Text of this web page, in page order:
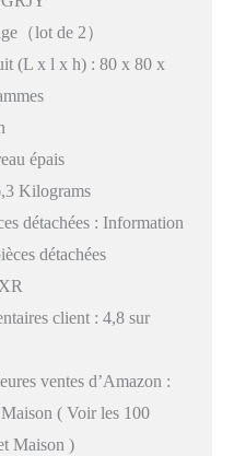
（lot de 2）
(L x l x h) : 80 x 80 x
épais
Kilograms
détachées : Information
détachées
client : 4,8 sur
ventes d’Amazon :
( Voir les 100
Maison )